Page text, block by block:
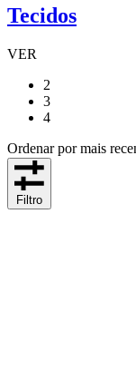
Tecidos
VER
2
3
4
Ordenar por mais
Filtro